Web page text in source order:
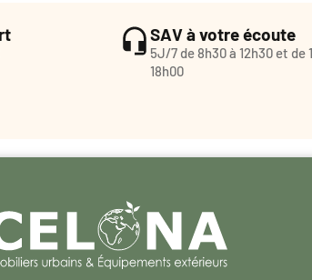
SAV à votre écoute
5J/7 de 8h30 à 12h30 et de
18h00